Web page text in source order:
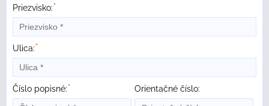
Priezvisko:*
Ulica:*
Číslo popisné:* Orientačné číslo: